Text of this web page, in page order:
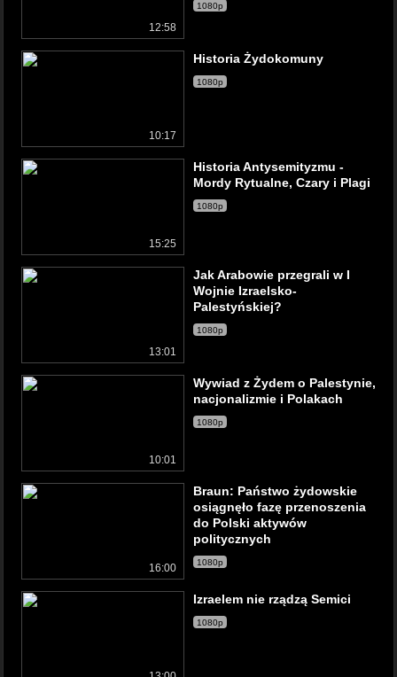
12:58
1080p
10:17
Historia Żydokomuny
1080p
15:25
Historia Antysemityzmu -
Mordy Rytualne, Czary i Plagi
1080p
13:01
Jak Arabowie przegrali w I
Wojnie Izraelsko-
Palestyńskiej?
1080p
10:01
Wywiad z Żydem o Palestynie,
nacjonalizmie i Polakach
1080p
16:00
Braun: Państwo żydowskie
osiągnęło fazę przenoszenia
do Polski aktywów
politycznych
1080p
Izraelem nie rządzą Semici
1080p